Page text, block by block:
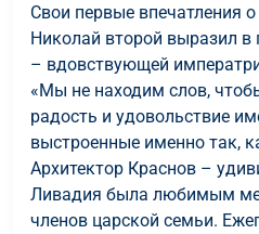
Свои первые впечатления
Николай второй выразил в
– вдовствующей
«Мы не находим слов,
радость и удовольствие
выстроенные именно так,
Архитектор Краснов –
Ливадия была любимым
членов царской семьи.